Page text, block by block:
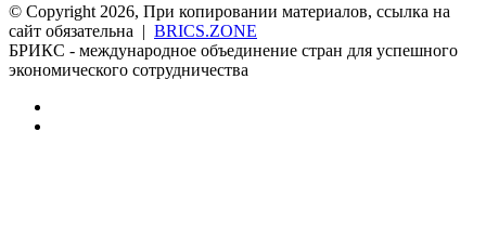
© Copyright 2026, При копировании материалов, ссылка на
сайт обязательна | BRICS.ZONE
БРИКС - международное объединение стран для успешного
экономического сотрудничества